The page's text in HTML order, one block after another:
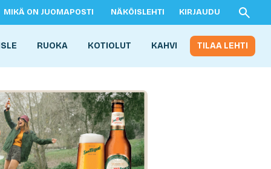
MIKÄ ON JUOMAPOSTI NÄKÖISLEHTI KIRJAUDU
RUOKA KOTIOLUT KAHVI TILAA LEHTI